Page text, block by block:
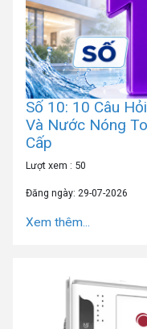
Số 10: 10 Câu
Và Nước Nóng
Cấp
Lượt xem : 50
Đăng ngày: 29-07-2026
Xem thêm...